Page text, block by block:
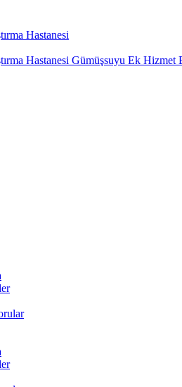
Hastanesi
Hastanesi Gümüşsuyu Ek Hizmet